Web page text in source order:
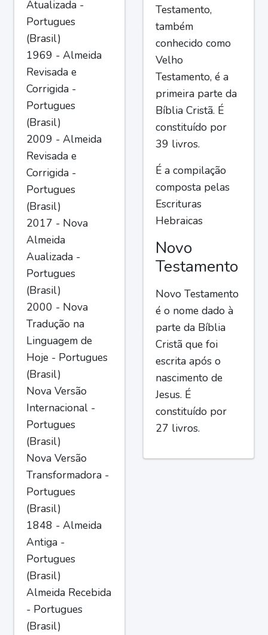
Atualizada -
Portugues
(Brasil)
1969 - Almeida
Revisada e
Corrigida -
Portugues
(Brasil)
2009 - Almeida
Revisada e
Corrigida -
Portugues
(Brasil)
2017 - Nova
Almeida
Aualizada -
Portugues
(Brasil)
2000 - Nova
Tradução na
Linguagem de
Hoje - Portugues
(Brasil)
Nova Versão
Internacional -
Portugues
(Brasil)
Nova Versão
Transformadora -
Portugues
(Brasil)
1848 - Almeida
Antiga -
Portugues
(Brasil)
Almeida Recebida
- Portugues
(Brasil)
Testamento,
também
conhecido como
Velho
Testamento, é a
primeira parte da
Bíblia Cristã. É
constituído por
39 livros.
É a compilação
composta pelas
Escrituras
Hebraicas
Novo
Testamento
Novo Testamento
é o nome dado à
parte da Bíblia
Cristã que foi
escrita após o
nascimento de
Jesus. É
constituído por
27 livros.